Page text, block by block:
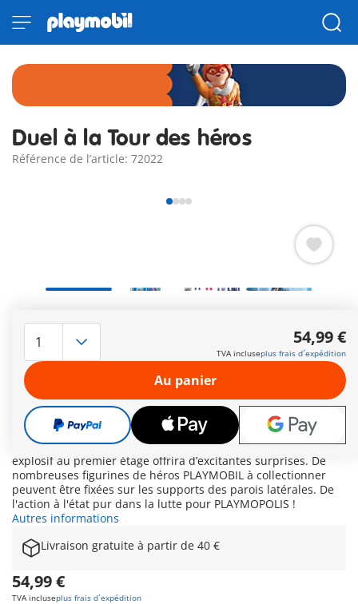
Duel à la Tour des héros
Référence de l’article: 72022
centre de commandement des héros de PLAYMOPOLIS, au
moins jusqu'à ce que le super-vilain extraterrestre Kronar
passe à l'attaque pour s'emparer des puissantes pierres
énergétiques. La courageuse héroïne-renard Blazetail défend
de toutes ses forces la tour et la cachette secrète situées sous
les poutres en bois : une grue mobile avec une cage en treillis
permet d’emprisonner des héros ou des méchants, des murs
destructibles garantissent des combats dynamiques et le sol
explosif au premier étage offrira d’excitantes surprises. De
nombreuses figurines de héros PLAYMOBIL à collectionner
peuvent être fixées sur les supports des parois latérales. De
l'action à l'état pur dans la lutte pour PLAYMOPOLIS !
Autres informations
Livraison gratuite à partir de 40 €
54,99 €
TVA incluseplus frais d´expédition
54,99 €
TVA incluseplus frais d´expédition
Au panier